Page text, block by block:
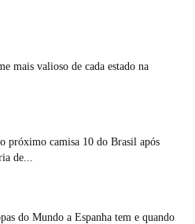
mais valioso de cada estado na
próximo camisa 10 do Brasil após
de...
do Mundo a Espanha tem e quando